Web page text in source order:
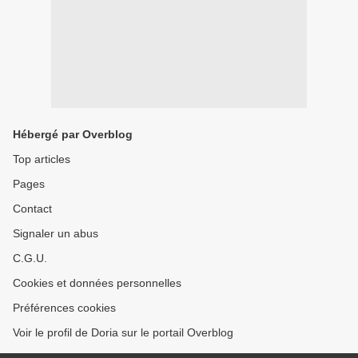
Hébergé par Overblog
Top articles
Pages
Contact
Signaler un abus
C.G.U.
Cookies et données personnelles
Préférences cookies
Voir le profil de Doria sur le portail Overblog